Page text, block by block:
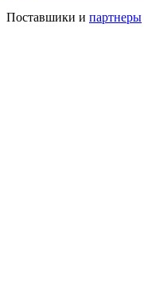
Поставшики и партнеры